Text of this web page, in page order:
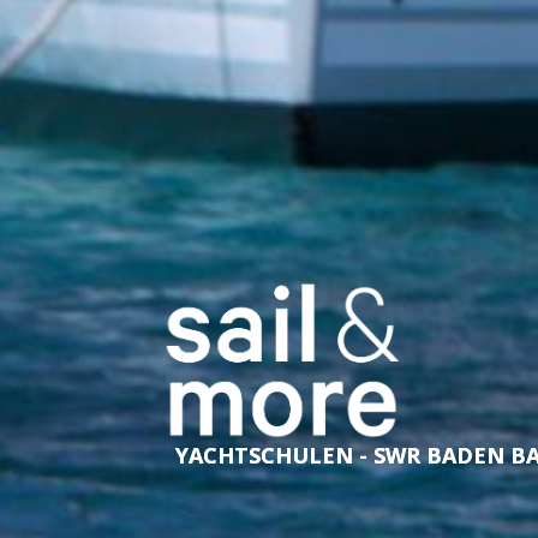
YACHTSCHULEN - SWR BADEN